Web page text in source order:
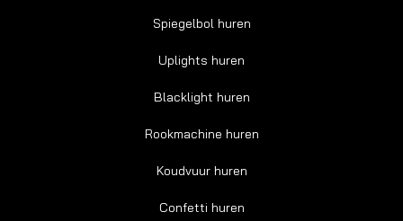
Spiegelbol huren
Uplights huren
Blacklight huren
Rookmachine huren
Koudvuur huren
Confetti huren